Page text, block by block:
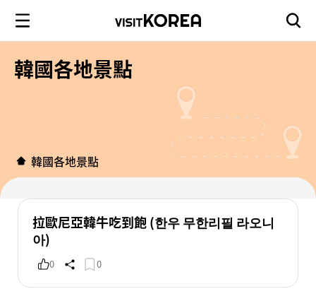
韓國各地景點
韓國各地景點
拉歐尼亞韓牛吃到飽 (한우 무한리필 라오니
아)
0 0